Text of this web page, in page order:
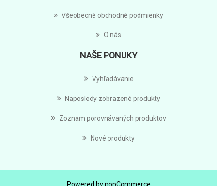
Všeobecné obchodné podmienky
O nás
NAŠE PONUKY
Vyhľadávanie
Naposledy zobrazené produkty
Zoznam porovnávaných produktov
Nové produkty
Powered bynopCommerce